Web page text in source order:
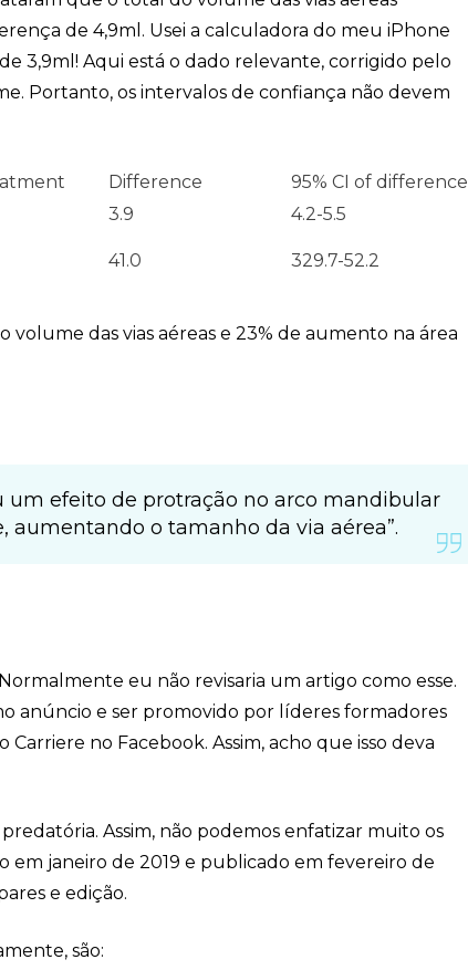
de 4,9ml. Usei a calculadora do meu iPhone
3,9ml! Aqui está o dado relevante, corrigido pelo
Portanto, os intervalos de confiança não devem
Difference
95% CI of difference
3.9
4.2-5.5
41.0 329.7-52.2
das vias aéreas e 23% de aumento na área
um efeito de protração no arco mandibular
o tamanho da via aérea”.
eu não revisaria um artigo como esse.
anúncio e ser promovido por líderes formadores
no Facebook. Assim, acho que isso deva
Assim, não podemos enfatizar muito os
janeiro de 2019 e publicado em fevereiro de
e edição.
são: